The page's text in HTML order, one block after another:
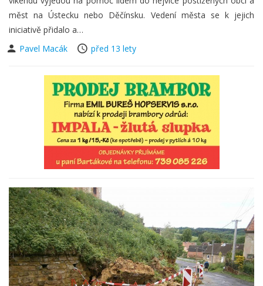
měst na Ústecku nebo Děčínsku. Vedení města se k jejich
iniciativě přidalo a…
Pavel Macák
před 13 lety